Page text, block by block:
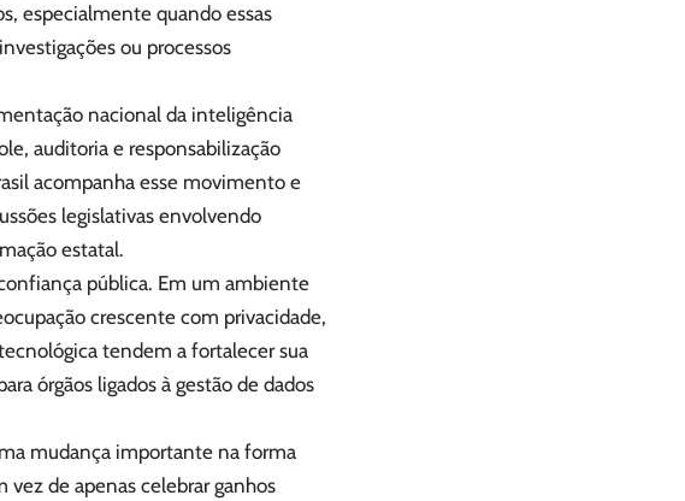
especialmente quando essas
ou processos
nacional da inteligência
auditoria e responsabilização
acompanha esse movimento e
legislativas envolvendo
estatal.
pública. Em um ambiente
crescente com privacidade,
tendem a fortalecer sua
órgãos ligados à gestão de dados
mudança importante na forma
de apenas celebrar ganhos